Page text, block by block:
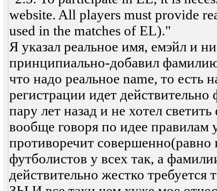
website. All players must provide
used in the matches of EL)."
Я указал реальное имя, емэйл и
принципиально-добавил
что надо реальное name, то есть
регистрации идет
пару лет назад и не хотел
вообще говоря по идее правилам
противоречит совершенно(равно
футболистов у всех так, а
действительно жестко